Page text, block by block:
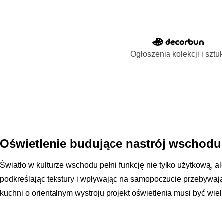
Ogłoszenia kolekcji i
Oświetlenie budujące nastrój wschodu
Światło w kulturze wschodu pełni funkcję nie tylko użytkową,
podkreślając tekstury i wpływając na samopoczucie
kuchni o orientalnym wystroju projekt oświetlenia musi być